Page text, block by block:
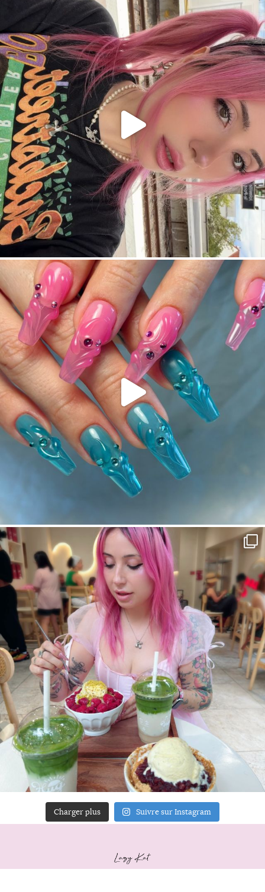
Charger plus Suivre sur Instagram